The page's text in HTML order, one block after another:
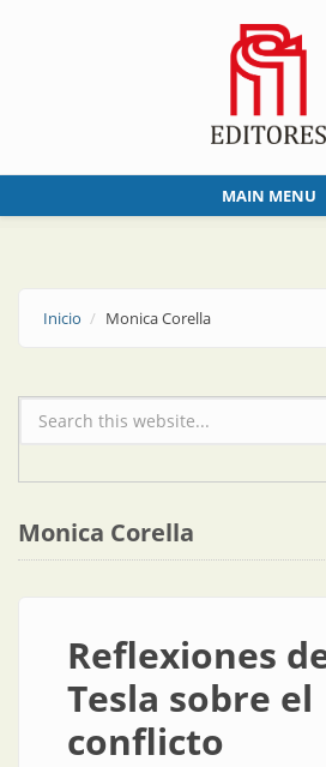
MAIN MENU
Inicio Monica Corella
Formulario de búsqueda
Monica Corella
Reflexiones
Tesla sobre el
conflicto